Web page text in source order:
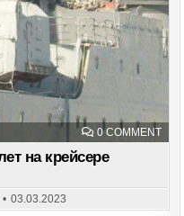
0 COMMENTON
на крейсере
03.03.2023